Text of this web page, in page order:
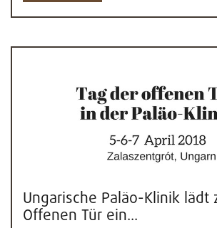
Ungarische Paläo-Klinik lädt
Offenen Tür ein...